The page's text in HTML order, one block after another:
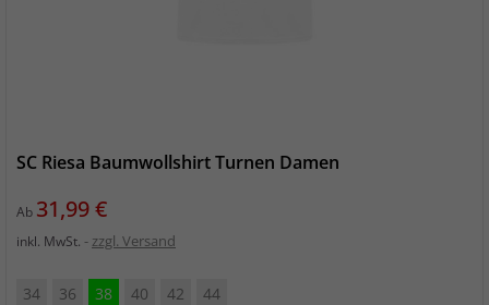
SC Riesa Baumwollshirt Turnen Damen
Ab Preis
31,99 €
inkl. MwSt. zzgl. Versand
34 36 38 40 42 44